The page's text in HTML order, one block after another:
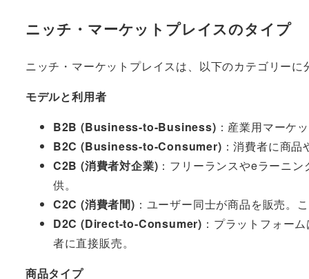
ニッチ・マーケットプレイスのタイプ
ニッチ・マーケットプレイスは、以下のカテゴリーに
モデルと利用者
B2B (Business-to-Business) ：産業用マーケ
B2C (Business-to-Consumer) ：消費者に商
C2B (消費者対企業) ：フリーランスやeラーニ
供。
C2C (消費者間) ：ユーザー同士が商品を販売。
D2C (Direct-to-Consumer) ：プラットフォー
者に直接販売。
商品タイプ